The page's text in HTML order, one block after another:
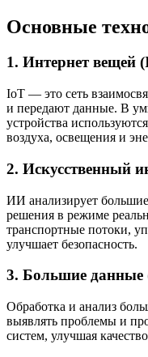
Основные
1. Интернет вещей
IoT — это сеть
и передают данные. В
устройства
воздуха, освещения и
2. Искусственный
ИИ анализирует
решения в режиме
транспортные потоки,
улучшает безопасность.
3. Большие данные
Обработка и анализ
выявлять проблемы и
систем, улучшая